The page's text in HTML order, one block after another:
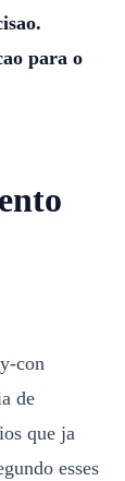
para o
con
de
que ja
esses